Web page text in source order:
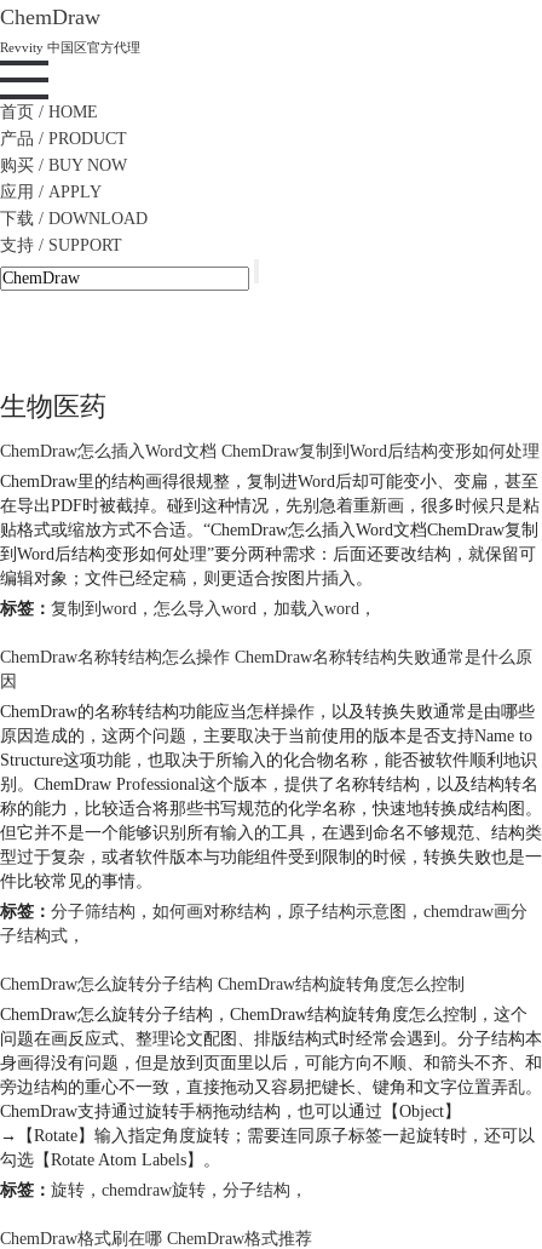
ChemDraw
Revvity 中国区官方代理
首页 / HOME
产品 / PRODUCT
购买 / BUY NOW
应用 / APPLY
下载 / DOWNLOAD
支持 / SUPPORT
生物医药
ChemDraw怎么插入Word文档 ChemDraw复制到Word后结构变形如何处理
ChemDraw里的结构画得很规整，复制进Word后却可能变小、变扁，甚至
在导出PDF时被截掉。碰到这种情况，先别急着重新画，很多时候只是粘
贴格式或缩放方式不合适。“ChemDraw怎么插入Word文档ChemDraw复制
到Word后结构变形如何处理”要分两种需求：后面还要改结构，就保留可
编辑对象；文件已经定稿，则更适合按图片插入。
标签： 复制到word ， 怎么导入word ， 加载入word ，
ChemDraw名称转结构怎么操作 ChemDraw名称转结构失败通常是什么原
因
ChemDraw的名称转结构功能应当怎样操作，以及转换失败通常是由哪些
原因造成的，这两个问题，主要取决于当前使用的版本是否支持Name to
Structure这项功能，也取决于所输入的化合物名称，能否被软件顺利地识
别。ChemDraw Professional这个版本，提供了名称转结构，以及结构转名
称的能力，比较适合将那些书写规范的化学名称，快速地转换成结构图。
但它并不是一个能够识别所有输入的工具，在遇到命名不够规范、结构类
型过于复杂，或者软件版本与功能组件受到限制的时候，转换失败也是一
件比较常见的事情。
标签： 分子筛结构 ， 如何画对称结构 ， 原子结构示意图 ， chemdraw画分
子结构式 ，
ChemDraw怎么旋转分子结构 ChemDraw结构旋转角度怎么控制
ChemDraw怎么旋转分子结构，ChemDraw结构旋转角度怎么控制，这个
问题在画反应式、整理论文配图、排版结构式时经常会遇到。分子结构本
身画得没有问题，但是放到页面里以后，可能方向不顺、和箭头不齐、和
旁边结构的重心不一致，直接拖动又容易把键长、键角和文字位置弄乱。
ChemDraw支持通过旋转手柄拖动结构，也可以通过【Object】
→【Rotate】输入指定角度旋转；需要连同原子标签一起旋转时，还可以
勾选【Rotate Atom Labels】。
标签： 旋转 ， chemdraw旋转 ， 分子结构 ，
ChemDraw格式刷在哪 ChemDraw格式推荐